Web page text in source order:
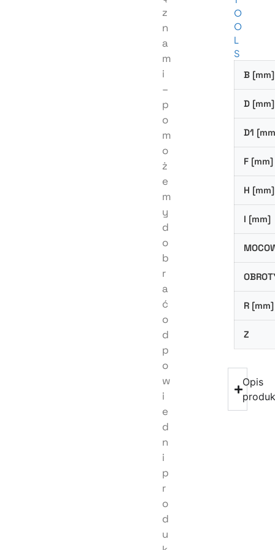
z
n
a
m
i
–
p
o
m
o
ż
e
m
y
d
o
b
r
a
ć
o
d
p
o
w
i
e
d
n
i
p
r
o
d
u
O
O
L
S
B [mm]
D [mm]
D1
F [mm]
H [mm]
I [mm]
R [mm]
Z
Opis